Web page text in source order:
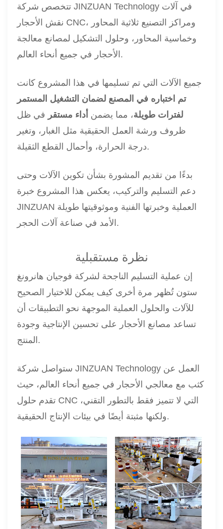
تتخصص شركة JINZUAN Technology في آلات
نقش الأحجار CNC، ومراكز التصنيع ثلاثية المحاور
وخماسية المحاور، وحلول التشكيل لمصانع معالجة
الأحجار في جميع أنحاء العالم.
جميع الآلات التي تم تسليمها في هذا المشروع كانت
تم اختباره في المصنع لضمان التشغيل المستمر
لفترات طويلة، مما يضمن أداء مستقر في ظل
ظروف ورشة العمل الحقيقية مثل الغبار، وتغير
درجة الحرارة، وأحمال القطع الثقيلة.
بدءًا من تقديم المشورة بشأن تكوين الآلات وحتى
دعم التسليم والتركيب، يعكس هذا المشروع خبرة
JINZUAN العملية وخبرتها الفنية وموثوقيتها طويلة
الأمد في صناعة آلات الحجر.
نظرة مستقبلية
إن عملية التسليم الناجحة لشركة فوجيان هانرونغ
ستون تُظهر مرة أخرى كيف يمكن للاختيار الصحيح
للآلات والحلول العملية الموجهة نحو التطبيقات أن
تساعد مصانع الأحجار على تحسين الإنتاجية وجودة
المنتج.
ستواصل شركة JINZUAN Technology العمل عن
كثب مع معالجي الأحجار في جميع أنحاء العالم، حيث
تقدم حلول CNC التي لا تتميز فقط بالتطور التقني،
ولكنها مثبتة أيضًا في بيئات الإنتاج الحقيقية.